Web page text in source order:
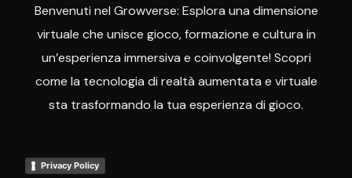
Benvenuti nel Growverse: Esplora una dimensione
virtuale che unisce gioco, formazione e cultura in
un’esperienza immersiva e coinvolgente! Scopri
come la tecnologia di realtà aumentata e virtuale
sta trasformando la tua esperienza di gioco.
Privacy Policy